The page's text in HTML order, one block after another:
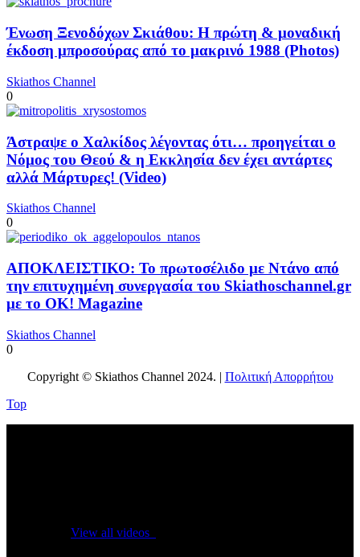
Ένωση Ξενοδόχων Σκιάθου: Η πρώτη & μοναδική
έκδοση μπροσούρας από το μακρινό 1988 (Photos)
Skiathos Channel
0
Άστραψε ο Χαλκίδος λέγοντας ότι… προηγείται ο
Νόμος του Θεού & η Εκκλησία δεν έχει αντάρτες
αλλά Μάρτυρες! (Video)
Skiathos Channel
0
ΑΠΟΚΛΕΙΣΤΙΚΟ: Το πρωτοσέλιδο με Ντάνο από
την επιτυχημένη συνεργασία του Skiathoschannel.gr
με το OK! Magazine
Skiathos Channel
0
Copyright © Skiathos Channel 2024. | Πολιτική Απορρήτου
Top
View all videos